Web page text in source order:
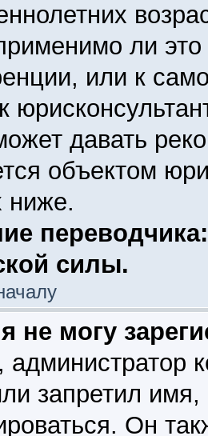
ли
или к
давать
объектом
ниже.
силы.
не могу
запретил
Он